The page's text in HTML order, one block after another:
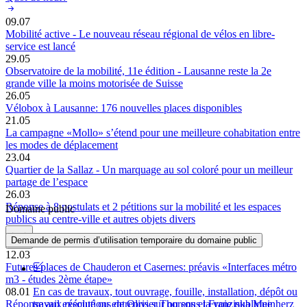
09.07
Mobilité active - Le nouveau réseau régional de vélos en libre-
service est lancé
29.05
Observatoire de la mobilité, 11e édition - Lausanne reste la 2e
grande ville la moins motorisée de Suisse
26.05
Vélobox à Lausanne: 176 nouvelles places disponibles
21.05
La campagne «Mollo» s’étend pour une meilleure cohabitation entre
les modes de déplacement
23.04
Quartier de la Sallaz - Un marquage au sol coloré pour un meilleur
partage de l’espace
26.03
Réponse à 8 postulats et 2 pétitions sur la mobilité et les espaces
publics au centre-ville et autres objets divers
12.03
Futures places de Chauderon et Casernes: préavis «Interfaces métro
m3 - études 2ème étape»
08.01
Réponse aux résolutions de Olivier Thorens et Franziska Meinherz
Domaine public
Demande de permis d’utilisation temporaire du domaine public
En cas de travaux, tout ouvrage, fouille, installation, dépôt ou
travail exécuté ou entrepris sur ou sous la voie publique